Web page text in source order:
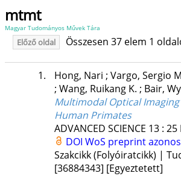
mtmt
Magyar Tudományos Művek Tára
Előző oldal Összesen 37 elem 1
1. Hong, Nari ; Vargo, Sergio
; Wang, Ruikang K. ; Bair,
Multimodal Optical
Human Primates
ADVANCED SCIENCE 13: 25
DOI WoS preprint
Szakcikk (Folyóiratcikk) |
[36884343] [Egyeztetett]